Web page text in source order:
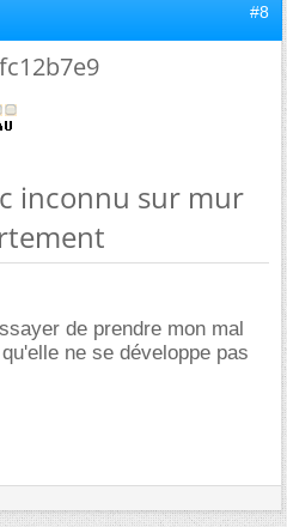
#8
inconnu sur mur
de prendre mon mal
ne se développe pas